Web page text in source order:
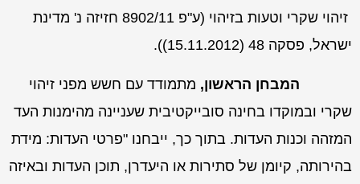
זיהוי שקרי וטעות בזיהוי (ע"פ 8902/11
חזיזה נ' מדינת
ישראל, פסקה 48 (15.11.2012)).
המבחן הראשון, מתמודד עם חשש מפני זיהוי
שקרי ובמוקדו בחינה סובייקטיבית שעניינה מהימנות העד
המזהה וכנות העדות. בתוך כך, ייבחנו "פרטי העדות: מידת
בהירותה, קיומן של סתירות או היעדרן, תוכן העדות ובאיזה